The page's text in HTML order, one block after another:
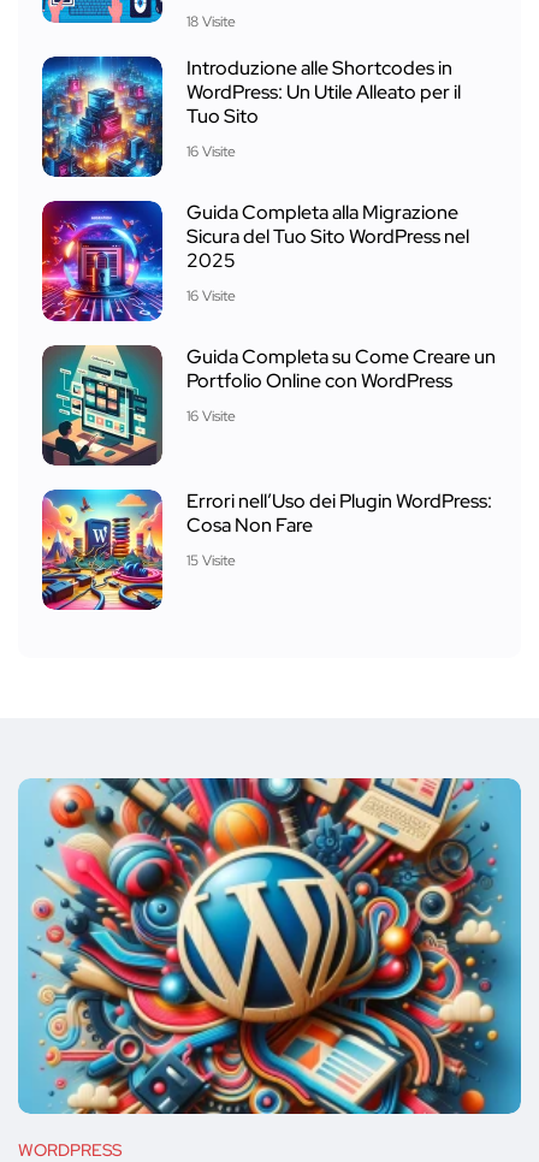
18 Visite
Introduzione alle Shortcodes in
WordPress: Un Utile Alleato per il
Tuo Sito
16 Visite
Guida Completa alla Migrazione
Sicura del Tuo Sito WordPress nel
2025
16 Visite
Guida Completa su Come Creare un
Portfolio Online con WordPress
16 Visite
Errori nell’Uso dei Plugin WordPress:
Cosa Non Fare
15 Visite
WORDPRESS